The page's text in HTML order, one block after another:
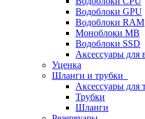
Водоблоки GPU
Водоблоки RAM
Моноблоки MB
Водоблоки SSD
Аксессуары для
Уценка
Шланги и трубки
Аксессуары для
Трубки
Шланги